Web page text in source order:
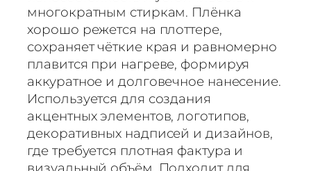
многократным стиркам. Плёнка
хорошо режется на плоттере,
сохраняет чёткие края и равномерно
плавится при нагреве, формируя
аккуратное и долговечное нанесение.
Используется для создания
акцентных элементов, логотипов,
декоративных надписей и дизайнов,
где требуется плотная фактура и
визуальный объём. Подходит для